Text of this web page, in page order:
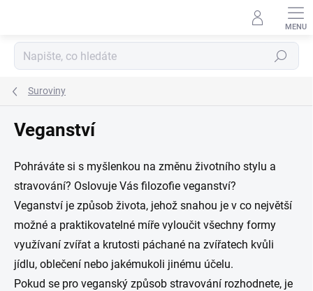
Hledat
Suroviny
Veganství
Pohráváte si s myšlenkou na změnu životního stylu a
stravování? Oslovuje Vás filozofie veganství?
Veganství je způsob života, jehož snahou je v co největší
možné a praktikovatelné míře vyloučit všechny formy
využívaní zvířat a krutosti páchané na zvířatech kvůli
jídlu, oblečení nebo jakémukoli jinému účelu.
Pokud se pro veganský způsob stravování rozhodnete, je